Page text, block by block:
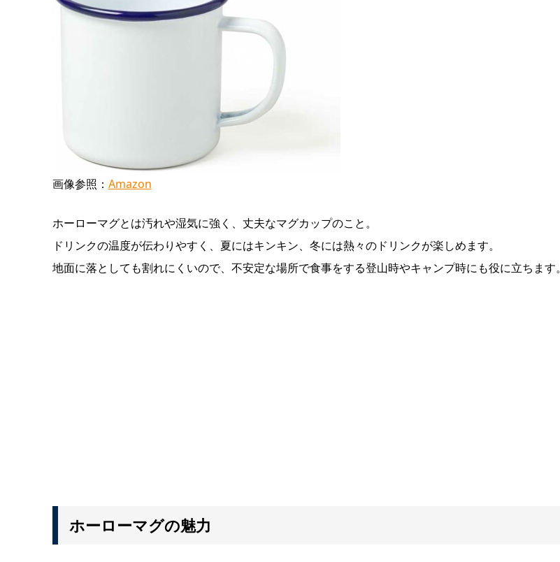
画像参照： Amazon
ホーローマグとは汚れや湿気に強く、丈夫なマグカップのこと。
ドリンクの温度が伝わりやすく、夏にはキンキン、冬には熱々のドリンクが楽しめます。
地面に落としても割れにくいので、不安定な場所で食事をする登山時やキャンプ時にも役に立ちます。
ホーローマグの魅力